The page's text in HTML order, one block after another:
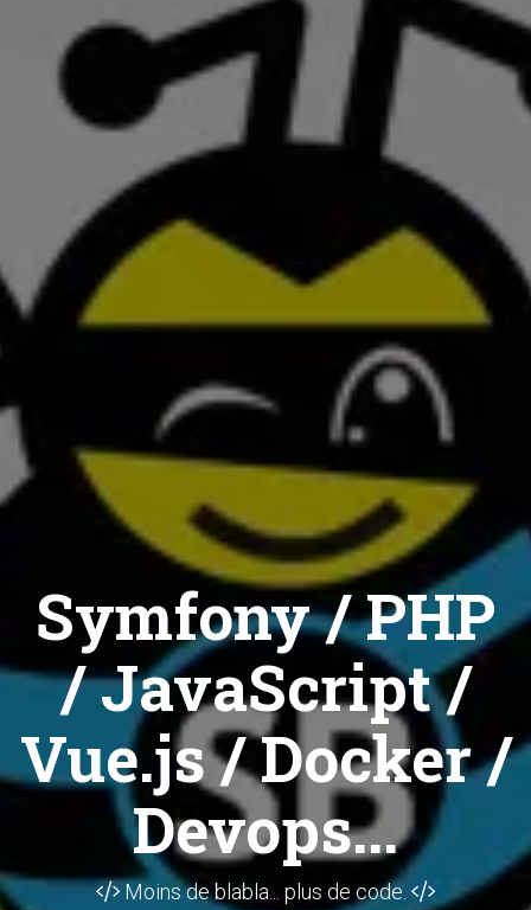
Symfony / PHP
/ JavaScript /
Vue.js / Docker /
Devops...
Moins de blabla... plus de code.